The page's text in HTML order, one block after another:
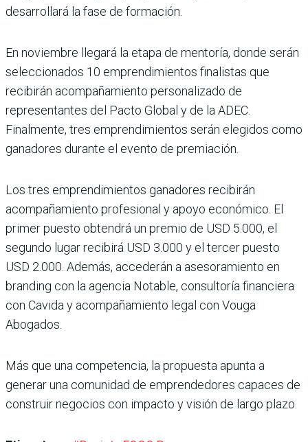
desarrollará la fase de formación.
En noviembre llegará la etapa de mentoría, donde serán
seleccionados 10 emprendimientos finalistas que
recibirán acompañamiento personalizado de
representantes del Pacto Global y de la ADEC.
Finalmente, tres emprendimientos serán elegidos como
ganadores durante el evento de premiación.
Los tres emprendimientos ganadores recibirán
acompañamiento profesional y apoyo económico. El
primer puesto obtendrá un premio de USD 5.000, el
segundo lugar recibirá USD 3.000 y el tercer puesto
USD 2.000. Además, accederán a asesoramiento en
branding con la agencia Notable, consultoría financiera
con Cavida y acompañamiento legal con Vouga
Abogados.
Más que una competencia, la propuesta apunta a
generar una comunidad de emprendedores capaces de
construir negocios con impacto y visión de largo plazo.